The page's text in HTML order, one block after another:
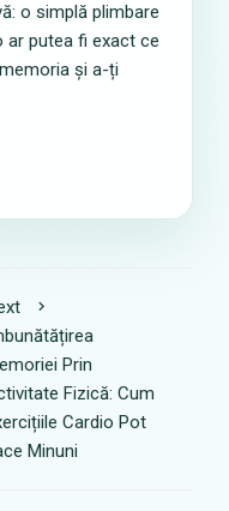
o simplă plimbare
ar putea fi exact ce
și a-ți
Prin
Fizică: Cum
Cardio Pot
Minuni